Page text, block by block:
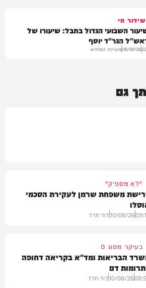
שידור חי
השבועי הגדול בתבל: שיעורו של
הגר"ד יוסף
08/08/26מערכת המחדש
גם
"לא מספיק"
משפחת שרמן לעקירת הסכמי
10/08/26דוד חדד
בעיקר מסוג O
הבריאות ומד"א בקריאה דחופה
דם
10/08/26דוד חדד